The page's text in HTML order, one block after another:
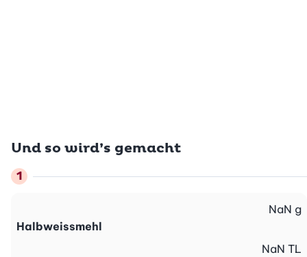
Und so wird’s gemacht
Halbweissmehl
NaN g
NaN TL